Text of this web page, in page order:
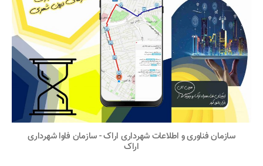
سازمان فناوری و اطلاعات شهرداری اراک - سازمان فاوا شهرداری
اراک